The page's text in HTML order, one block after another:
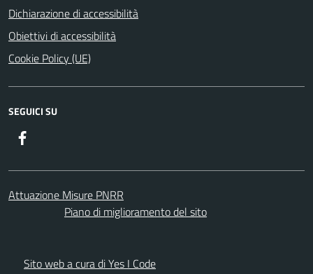
Dichiarazione di accessibilità
Obiettivi di accessibilità
Cookie Policy (UE)
SEGUICI SU
Attuazione Misure PNRR
Piano di miglioramento del sito
Sito web a cura di Yes I Code